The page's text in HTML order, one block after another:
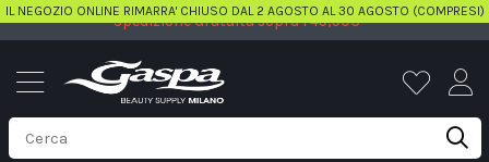
IL NEGOZIO ONLINE RIMARRA' CHIUSO DAL 2 AGOSTO AL 30 AGOSTO (COMPRESI)
Spedizione Gratuita sopra i 49,90€